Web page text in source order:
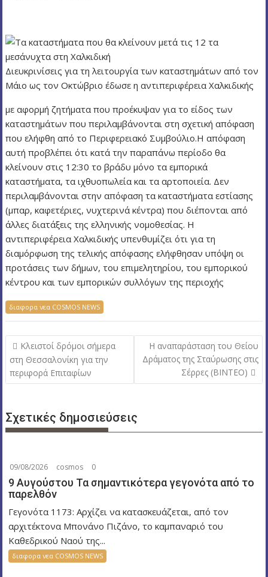
Διευκρινίσεις για τη λειτουργία των καταστημάτων από τον
Μάιο ως τον Οκτώβριο έδωσε η αντιπεριφέρεια Χαλκιδικής
με αφορμή ζητήματα που προέκυψαν για το είδος των
καταστημάτων που περιλαμβάνονται στη σχετική απόφαση
που ελήφθη από το Περιφερειακό Συμβούλιο.Η απόφαση
αυτή προβλέπει ότι κατά την παραπάνω περίοδο θα
κλείνουν στις 12:30 το βράδυ μόνο τα εμπορικά
καταστήματα, τα ιχθυοπωλεία και τα αρτοποιεία. Δεν
περιλαμβάνονται στην απόφαση τα καταστήματα εστίασης
(μπαρ, καφετέριες, νυχτερινά κέντρα) που διέπονται από
άλλες διατάξεις της ελληνικής νομοθεσίας. Η
αντιπεριφέρεια Χαλκιδικής υπενθυμίζει ότι για τη
διαμόρφωση της τελικής απόφασης ελήφθησαν υπόψη οι
προτάσεις των δήμων, του επιμελητηρίου, του εμπορικού
κέντρου και των εμπορικών συλλόγων της περιοχής
διαφορα νεα COSMOS NEWS
Π
λ
ο
η
ά
ρ
θ
ρ
ω
ν
Κλειστοί δρόμοι σήμερα
στη Θεσσαλονίκη για την
περιφορά Επιταφίων
Η αναπαράσταση του Θείου
Δράματος της Σταύρωσης στις
Σέρρες (ΒΙΝΤΕΟ)
Σχετικές δημοσιεύσεις
09/08/2026 cosmos 0
9 Αυγούστου Τα σημαντικότερα γεγονότα από το
παρελθόν
Γεγονότα 1173: Αρχίζει να κατασκευάζεται, από τον
αρχιτέκτονα Μπονάνο Πιζάνο, το καμπαναριό του
Καθεδρικού Ναού της...
διαφορα νεα COSMOS NEWS